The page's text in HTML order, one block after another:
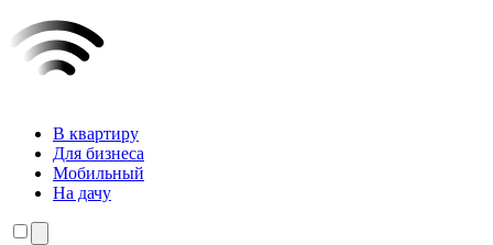
В квартиру
Для бизнеса
Мобильный
На дачу